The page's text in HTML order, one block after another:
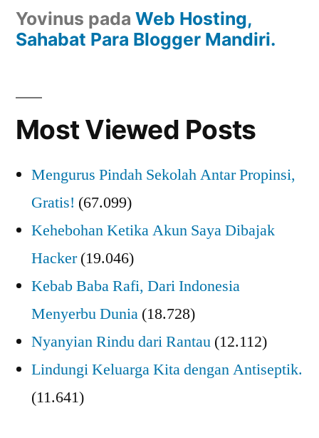
Yovinus pada Web Hosting,
Sahabat Para Blogger Mandiri.
Most Viewed Posts
Mengurus Pindah Sekolah Antar Propinsi,
Gratis! (67.099)
Kehebohan Ketika Akun Saya Dibajak
Hacker (19.046)
Kebab Baba Rafi, Dari Indonesia
Menyerbu Dunia (18.728)
Nyanyian Rindu dari Rantau (12.112)
Lindungi Keluarga Kita dengan Antiseptik.
(11.641)